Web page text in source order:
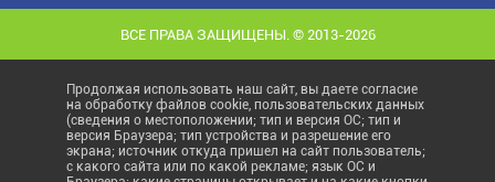
ВСЕ ПРАВА ЗАЩИЩЕНЫ. © 2013-2026
Продолжая использовать наш сайт, вы даете согласие
на обработку файлов cookie, пользовательских данных
(сведения о местоположении; тип и версия ОС; тип и
версия Браузера; тип устройства и разрешение его
экрана; источник откуда пришел на сайт пользователь;
с какого сайта или по какой рекламе; язык ОС и